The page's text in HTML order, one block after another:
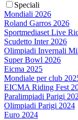
Speciali
Mondiali 2026
Roland Garros 2026
Sportmediaset Live
Scudetto Inter 2026
Olimpiadi Invernali
Super Bowl 2026
Eicma 2025
Mondiale per club
EICMA Riding Fest
Paralimpiadi Parigi
Olimpiadi Parigi 2024
Euro 2024